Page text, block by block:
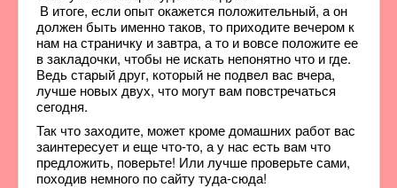
В итоге, если опыт окажется положительный, а он
должен быть именно таков, то приходите вечером к
нам на страничку и завтра, а то и вовсе положите ее
в закладочки, чтобы не искать непонятно что и где.
Ведь старый друг, который не подвел вас вчера,
лучше новых двух, что могут вам повстречаться
сегодня.
Так что заходите, может кроме домашних работ вас
заинтересует и еще что-то, а у нас есть вам что
предложить, поверьте! Или лучше проверьте сами,
походив немного по сайту туда-сюда!